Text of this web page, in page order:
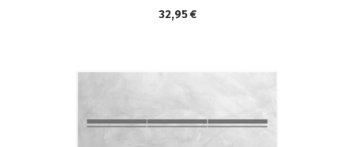
32,95 €